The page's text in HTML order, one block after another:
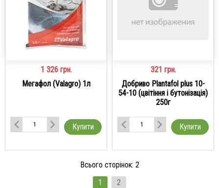
1 326 грн.
Мегафол (Valagro) 1л
Купити
321 грн.
Добриво Plantafol plus 10-
54-10 (цвітіння і бутонізація)
250г
Купити
Всього сторінок: 2
1
2